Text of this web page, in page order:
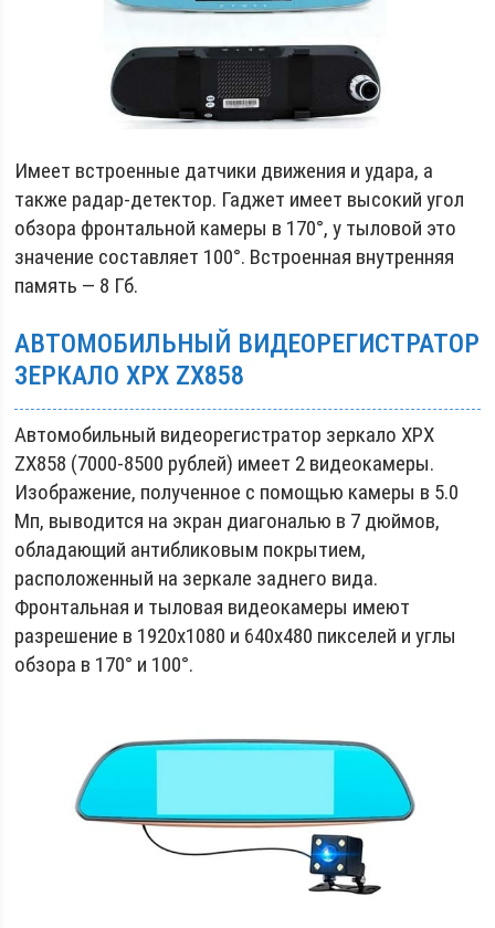
Имеет встроенные датчики движения и удара, а
также радар-детектор. Гаджет имеет высокий угол
обзора фронтальной камеры в 170°, у тыловой это
значение составляет 100°. Встроенная внутренняя
память — 8 Гб.
АВТОМОБИЛЬНЫЙ ВИДЕОРЕГИСТРАТОР
ЗЕРКАЛО XPX ZX858
Автомобильный видеорегистратор зеркало XPX
ZX858 (7000-8500 рублей) имеет 2 видеокамеры.
Изображение, полученное с помощью камеры в 5.0
Мп, выводится на экран диагональю в 7 дюймов,
обладающий антибликовым покрытием,
расположенный на зеркале заднего вида.
Фронтальная и тыловая видеокамеры имеют
разрешение в 1920х1080 и 640х480 пикселей и углы
обзора в 170° и 100°.